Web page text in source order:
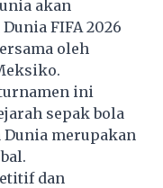
akan
FIFA 2026
oleh
ini
sepak bola
Dunia merupakan
dan